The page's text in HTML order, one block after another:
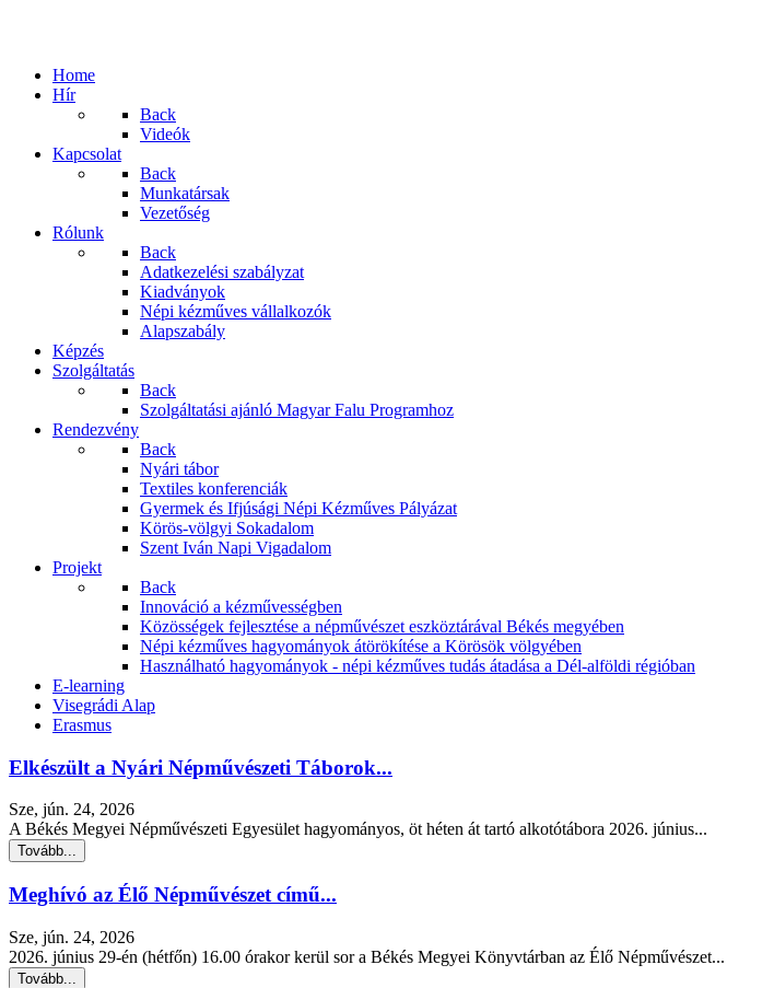
Home
Hír
Back
Videók
Kapcsolat
Back
Munkatársak
Vezetőség
Rólunk
Back
Adatkezelési szabályzat
Kiadványok
Népi kézműves vállalkozók
Alapszabály
Képzés
Szolgáltatás
Back
Szolgáltatási ajánló Magyar Falu Programhoz
Rendezvény
Back
Nyári tábor
Textiles konferenciák
Gyermek és Ifjúsági Népi Kézműves Pályázat
Körös-völgyi Sokadalom
Szent Iván Napi Vigadalom
Projekt
Back
Innováció a kézművességben
Közösségek fejlesztése a népművészet eszköztárával Békés megyében
Népi kézműves hagyományok átörökítése a Körösök völgyében
Használható hagyományok - népi kézműves tudás átadása a Dél-alföldi régióban
E-learning
Visegrádi Alap
Erasmus
Elkészült a Nyári Népművészeti Táborok...
Sze, jún. 24, 2026
A Békés Megyei Népművészeti Egyesület hagyományos, öt héten át tartó alkotótábora 2026. június...
Tovább...
Meghívó az Élő Népművészet című...
Sze, jún. 24, 2026
2026. június 29-én (hétfőn) 16.00 órakor kerül sor a Békés Megyei Könyvtárban az Élő Népművészet...
Tovább...